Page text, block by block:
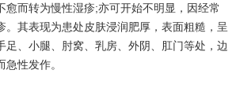
而转为慢性湿疹;亦可开始不明显，因经常
其表现为患处皮肤浸润肥厚，表面粗糙，呈
、小腿、肘窝、乳房、外阴、肛门等处，边
性发作。